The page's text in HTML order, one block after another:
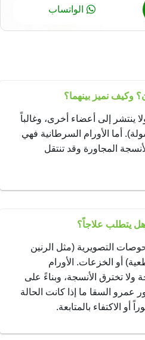
الواتساب
وكيف نميز بينهما؟
ينتشر إلى أعضاء أخرى، وغالباً
أما الأورام السرطانية فهي
المجاورة وقد تنتقل
يتطلب علاجاً؟
التصويرية (مثل الرنين
أو الخزعات. الأورام
ولا تخترق الأنسجة، وبناءً على
عمرو السقا ما إذا كانت الحالة
أو الاكتفاء بالمتابعة.